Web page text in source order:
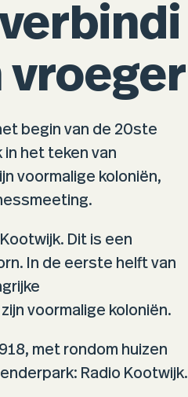
vroeger
begin van de 20ste
het teken van
voormalige koloniën,
Dit is een
In de eerste helft van
voormalige koloniën.
met rondom huizen
Radio Kootwijk.